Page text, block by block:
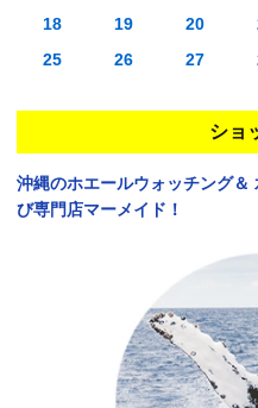
18
19 20
25
26 27
ショ
沖縄のホエールウォッチング＆
び専門店マーメイド！